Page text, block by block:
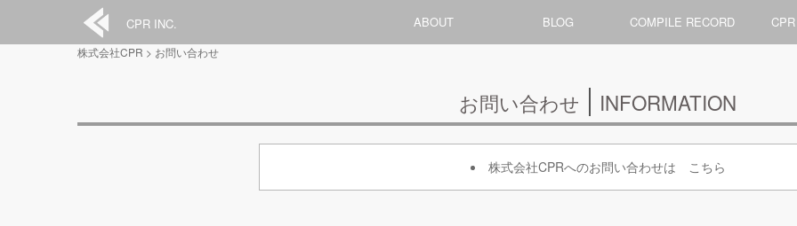
CPR INC. ABOUT BLOG COMPILE RECORD
株式会社CPR > お問い合わせ
お問い合わせ INFORMATION
株式会社CPRへのお問い合わせは こちら